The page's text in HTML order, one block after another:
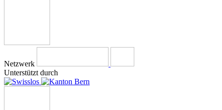
Netzwerk
Unterstützt durch